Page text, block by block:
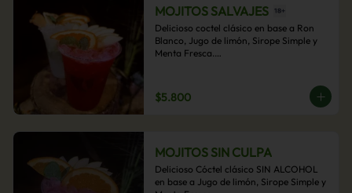
MOJITOS SALVAJES
Delicioso coctel clásico en base a Ron
Blanco, Jugo de limón, Sirope Simple y
Menta Fresca.
$5.800
MOJITOS SIN CULPA
Delicioso Cóctel clásico SIN ALCOHOL
en base a Jugo de limón, Sirope Simple y